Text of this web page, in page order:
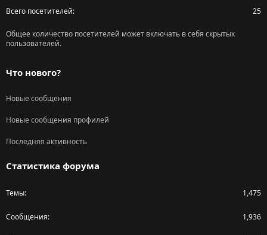
Всего посетителей 25
Общее количество посетителей может включать в себя скрытых
пользователей.
Что нового?
Новые сообщения
Новые сообщения профилей
Последняя активность
Статистика форума
Темы 1,475
Сообщения 1,936